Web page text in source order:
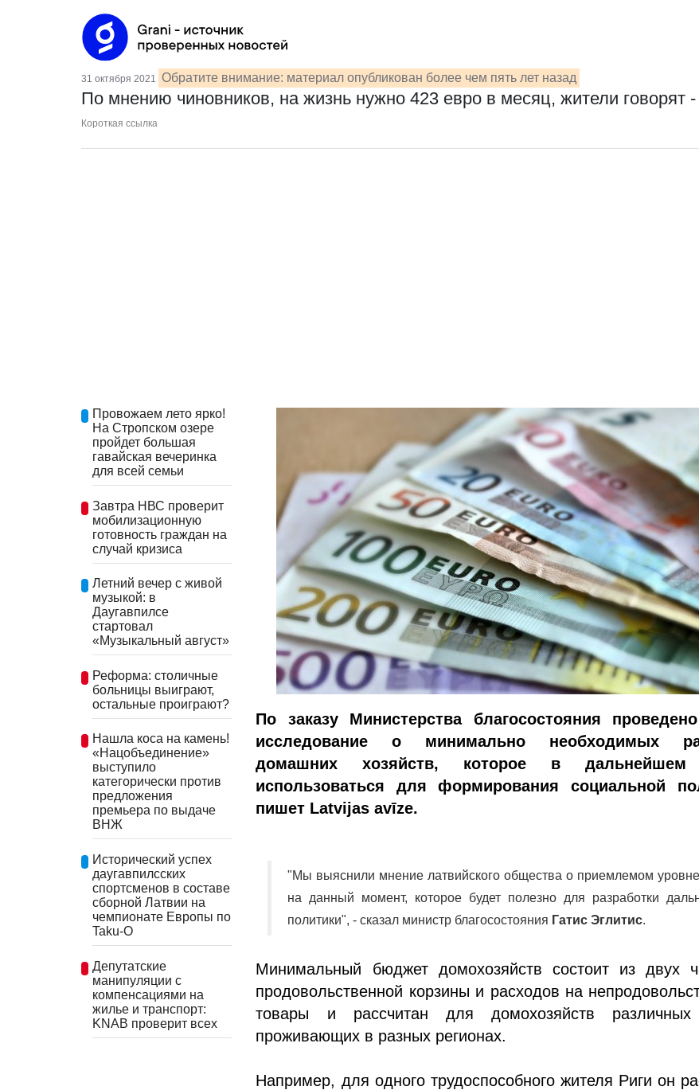
31 октября 2021 Обратите внимание: материал опубликован более чем пять лет назад
По мнению чиновников, на жизнь нужно 423 евро в месяц, жители говорят
Короткая ссылка
Провожаем лето ярко!
На Стропском озере
пройдет большая
гавайская вечеринка
для всей семьи
Завтра НВС проверит
мобилизационную
готовность граждан на
случай кризиса
Летний вечер с живой
музыкой: в
Даугавпилсе
стартовал
«Музыкальный август»
Реформа: столичные
больницы выиграют,
остальные проиграют?
Нашла коса на камень!
«Нацобъединение»
выступило
категорически против
предложения
премьера по выдаче
ВНЖ
Исторический успех
даугавпилсских
спортсменов в составе
сборной Латвии на
чемпионате Европы по
Taku-O
Депутатские
манипуляции с
компенсациями на
жилье и транспорт:
KNAB проверит всех
По заказу Министерства благосостояния
исследование о минимально необходимых
домашних хозяйств, которое в дальнейшем
использоваться для формирования социальной
пишет Latvijas avīze.
"Мы выяснили мнение латвийского общества о приемлемом
на данный момент, которое будет полезно для разработки
политики", - сказал министр благосостояния Гатис Эглитис.
Минимальный бюджет домохозяйств состоит из двух
продовольственной корзины и расходов на
товары и рассчитан для домохозяйств различных
проживающих в разных регионах.
Например, для одного трудоспособного жителя Риги он